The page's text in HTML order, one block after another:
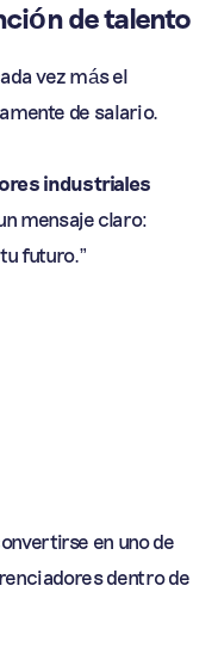
de talento
vez más el
de salario.
industriales
mensaje claro:
futuro.”
en uno de
dentro de